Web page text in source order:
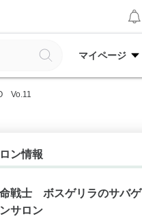
マイページ
Vo.11
ン情報
戦士 ボスゲリラのサバゲ
サロン